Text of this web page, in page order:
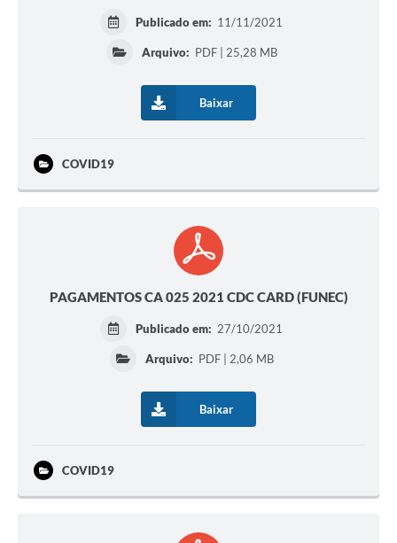
Publicado em: 11/11/2021
Arquivo: PDF | 25,28 MB
Baixar
COVID19
PAGAMENTOS CA 025 2021 CDC CARD (FUNEC)
Publicado em: 27/10/2021
Arquivo: PDF | 2,06 MB
Baixar
COVID19